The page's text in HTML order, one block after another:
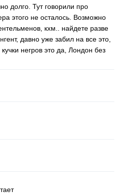
долго. Тут говорили про
этого не осталось. Возможно
кхм.. найдете разве
давно уже забил на все это,
негров это да, Лондон без